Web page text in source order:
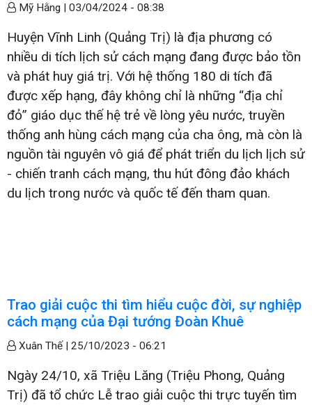
Mỹ Hằng | 03/04/2024 - 08:38
Huyện Vĩnh Linh (Quảng Trị) là địa phương có
nhiều di tích lịch sử cách mạng đang được bảo tồn
và phát huy giá trị. Với hệ thống 180 di tích đã
được xếp hạng, đây không chỉ là những “địa chỉ
đỏ” giáo dục thế hệ trẻ về lòng yêu nước, truyền
thống anh hùng cách mạng của cha ông, mà còn là
nguồn tài nguyên vô giá để phát triển du lịch lịch sử
- chiến tranh cách mạng, thu hút đông đảo khách
du lịch trong nước và quốc tế đến tham quan.
Trao giải cuộc thi tìm hiểu cuộc đời, sự nghiệp
cách mạng của Đại tướng Đoàn Khuê
Xuân Thế | 25/10/2023 - 06:21
Ngày 24/10, xã Triệu Lăng (Triệu Phong, Quảng
Trị) đã tổ chức Lễ trao giải cuộc thi trực tuyến tìm